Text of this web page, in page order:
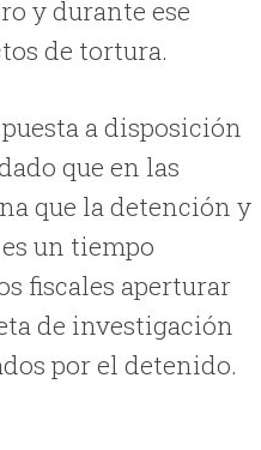
y durante ese
de tortura.
a disposición
que en las
que la detención y
un tiempo
fiscales aperturar
de investigación
por el detenido.